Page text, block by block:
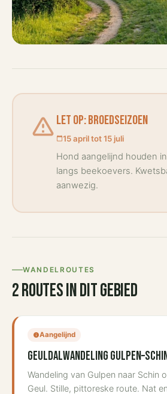
warning_amber Let op: broedseizoen
calendar_today15 april tot 15 juli
Hond aangelijnd houden
langs beekoevers.
aanwezig.
WANDELROUTES
2 routes in dit gebied
infoAangelijnd
Geuldalwandeling
Wandeling van Gulpen naar Schin
Geul. Stille, pittoreske route. Nat